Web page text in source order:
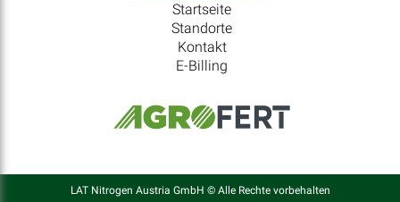
Startseite
Standorte
Kontakt
E-Billing
LAT Nitrogen Austria GmbH © Alle Rechte vorbehalten